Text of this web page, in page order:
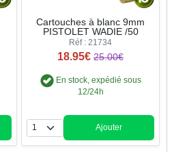
Cartouches à blanc 9mm
PISTOLET WADIE /50
Réf : 21734
18.95€ 25.00€
En stock, expédié sous
12/24h
Quantité
Ajouter